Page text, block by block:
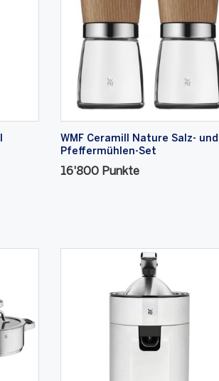
WMF Ceramill Nature Salz- und
Pfeffermühlen-Set
16'800 Punkte